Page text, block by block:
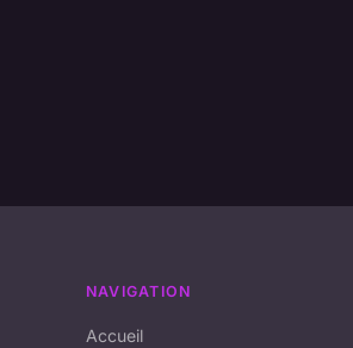
NAVIGATION
Accueil